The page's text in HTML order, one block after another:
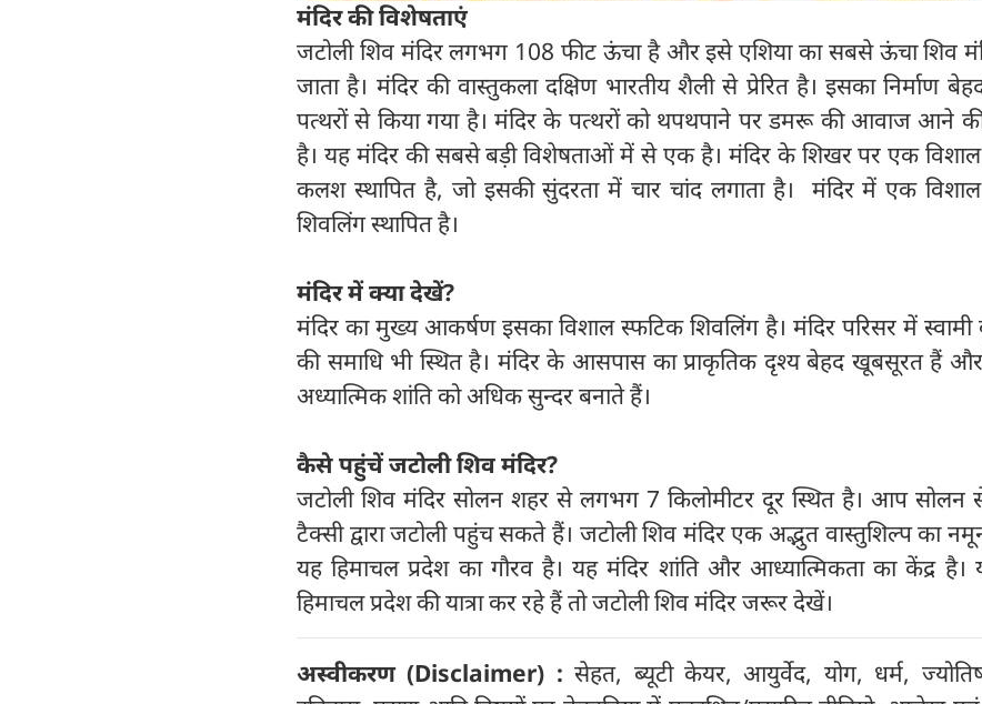
मंदिर की विशेषताएं
जटोली शिव मंदिर लगभग 108 फीट ऊंचा है और इसे एशिया का सबसे ऊंचा शिव
जाता है। मंदिर की वास्तुकला दक्षिण भारतीय शैली से प्रेरित है। इसका निर्माण
पत्थरों से किया गया है। मंदिर के पत्थरों को थपथपाने पर डमरू की आवाज आने की
है। यह मंदिर की सबसे बड़ी विशेषताओं में से एक है। मंदिर के शिखर पर एक
कलश स्थापित है, जो इसकी सुंदरता में चार चांद लगाता है। मंदिर में एक
शिवलिंग स्थापित है।
मंदिर में क्या देखें?
मंदिर का मुख्य आकर्षण इसका विशाल स्फटिक शिवलिंग है। मंदिर परिसर में स्वामी
की समाधि भी स्थित है। मंदिर के आसपास का प्राकृतिक दृश्य बेहद खूबसूरत हैं
अध्यात्मिक शांति को अधिक सुन्दर बनाते हैं।
कैसे पहुंचें जटोली शिव मंदिर?
जटोली शिव मंदिर सोलन शहर से लगभग 7 किलोमीटर दूर स्थित है। आप सोलन
टैक्सी द्वारा जटोली पहुंच सकते हैं। जटोली शिव मंदिर एक अद्भुत वास्तुशिल्प का
यह हिमाचल प्रदेश का गौरव है। यह मंदिर शांति और आध्यात्मिकता का केंद्र
हिमाचल प्रदेश की यात्रा कर रहे हैं तो जटोली शिव मंदिर जरूर देखें।
अस्वीकरण (Disclaimer) : सेहत, ब्यूटी केयर, आयुर्वेद, योग, धर्म,